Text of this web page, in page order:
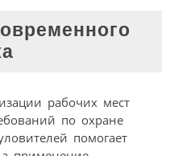
рабочих мест
по охране
помогает